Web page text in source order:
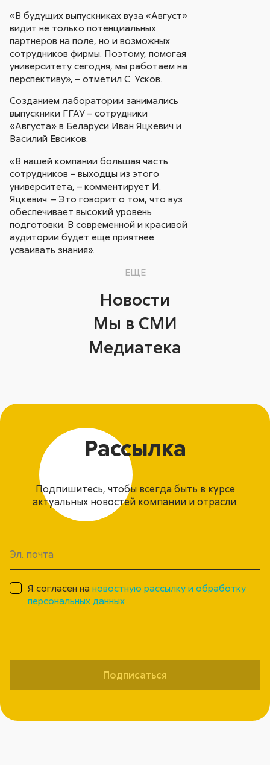
«В будущих выпускниках вуза «Август»
видит не только потенциальных
партнеров на поле, но и возможных
сотрудников фирмы. Поэтому, помогая
университету сегодня, мы работаем на
перспективу», – отметил С. Усков.
Созданием лаборатории занимались
выпускники ГГАУ – сотрудники
«Августа» в Беларуси Иван Яцкевич и
Василий Евсиков.
«В нашей компании большая часть
сотрудников – выходцы из этого
университета, – комментирует И.
Яцкевич. – Это говорит о том, что вуз
обеспечивает высокий уровень
подготовки. В современной и красивой
аудитории будет еще приятнее
усваивать знания».
ЕЩЕ
Новости
Мы в СМИ
Медиатека
Рассылка
Подпишитесь, чтобы всегда быть в курсе
актуальных новостей компании и отрасли.
Я согласен нановостную рассылку и обработку
персональных данных
Подписаться